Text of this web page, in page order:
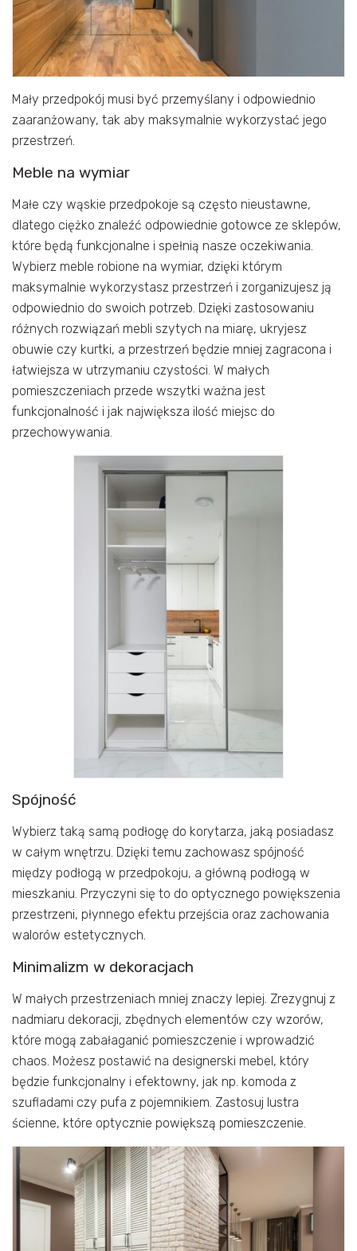
Mały przedpokój musi być przemyślany i odpowiednio
zaaranżowany, tak aby maksymalnie wykorzystać jego
przestrzeń.
Meble na wymiar
Małe czy wąskie przedpokoje są często nieustawne,
dlatego ciężko znaleźć odpowiednie gotowce ze sklepów,
które będą funkcjonalne i spełnią nasze oczekiwania.
Wybierz meble robione na wymiar, dzięki którym
maksymalnie wykorzystasz przestrzeń i zorganizujesz ją
odpowiednio do swoich potrzeb. Dzięki zastosowaniu
różnych rozwiązań mebli szytych na miarę, ukryjesz
obuwie czy kurtki, a przestrzeń będzie mniej zagracona i
łatwiejsza w utrzymaniu czystości. W małych
pomieszczeniach przede wszytki ważna jest
funkcjonalność i jak największa ilość miejsc do
przechowywania.
Spójność
Wybierz taką samą podłogę do korytarza, jaką posiadasz
w całym wnętrzu. Dzięki temu zachowasz spójność
między podłogą w przedpokoju, a główną podłogą w
mieszkaniu. Przyczyni się to do optycznego powiększenia
przestrzeni, płynnego efektu przejścia oraz zachowania
walorów estetycznych.
Minimalizm w dekoracjach
W małych przestrzeniach mniej znaczy lepiej. Zrezygnuj z
nadmiaru dekoracji, zbędnych elementów czy wzorów,
które mogą zabałaganić pomieszczenie i wprowadzić
chaos. Możesz postawić na designerski mebel, który
będzie funkcjonalny i efektowny, jak np. komoda z
szufladami czy pufa z pojemnikiem. Zastosuj lustra
ścienne, które optycznie powiększą pomieszczenie.